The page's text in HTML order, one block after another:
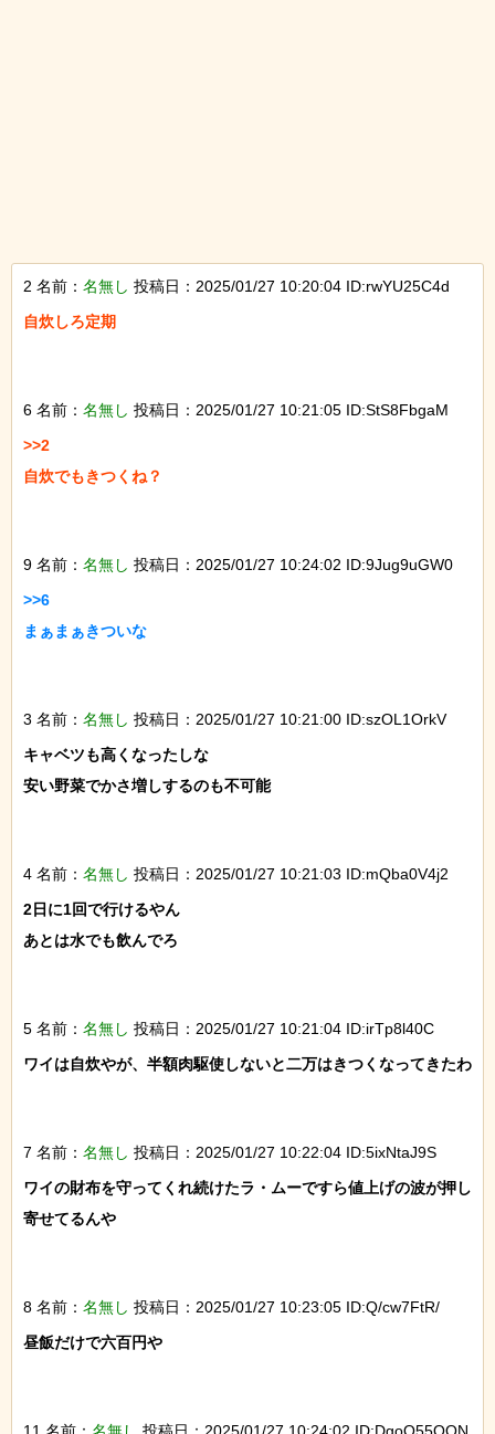
2 名前： 名無し 投稿日：2025/01/27 10:20:04 ID:rwYU25C4d
自炊しろ定期
6 名前： 名無し 投稿日：2025/01/27 10:21:05 ID:StS8FbgaM
>>2
自炊でもきつくね？
9 名前： 名無し 投稿日：2025/01/27 10:24:02 ID:9Jug9uGW0
>>6
まぁまぁきついな
3 名前： 名無し 投稿日：2025/01/27 10:21:00 ID:szOL1OrkV
キャベツも高くなったしな
安い野菜でかさ増しするのも不可能
4 名前： 名無し 投稿日：2025/01/27 10:21:03 ID:mQba0V4j2
2日に1回で行けるやん
あとは水でも飲んでろ
5 名前： 名無し 投稿日：2025/01/27 10:21:04 ID:irTp8l40C
ワイは自炊やが、半額肉駆使しないと二万はきつくなってきたわ
7 名前： 名無し 投稿日：2025/01/27 10:22:04 ID:5ixNtaJ9S
ワイの財布を守ってくれ続けたラ・ムーですら値上げの波が押し
寄せてるんや
8 名前： 名無し 投稿日：2025/01/27 10:23:05 ID:Q/cw7FtR/
昼飯だけで六百円や